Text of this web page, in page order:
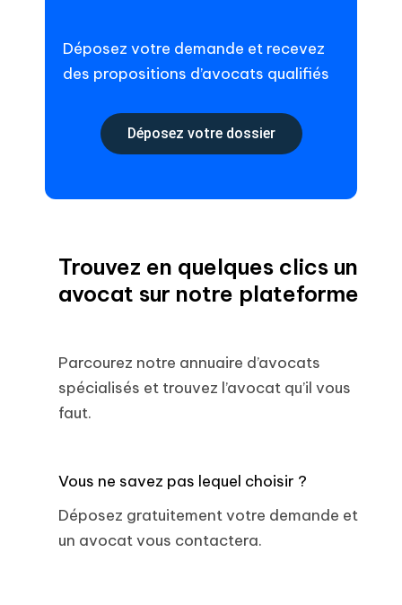
Déposez votre demande et recevez
des propositions d’avocats qualifiés
Déposez votre dossier
Trouvez en quelques clics un
avocat sur notre plateforme
Parcourez notre annuaire d’avocats
spécialisés et trouvez l’avocat qu’il vous
faut.
Vous ne savez pas lequel choisir ?
Déposez gratuitement votre demande et
un avocat vous contactera.